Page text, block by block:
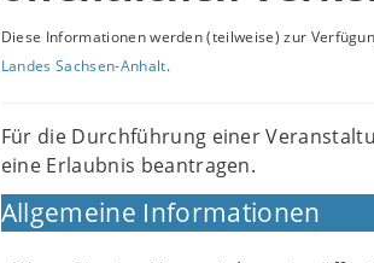
Diese Informationen werden (teilweise) zur
Landes Sachsen-Anhalt.
Für die Durchführung einer
eine Erlaubnis beantragen.
Allgemeine Informationen